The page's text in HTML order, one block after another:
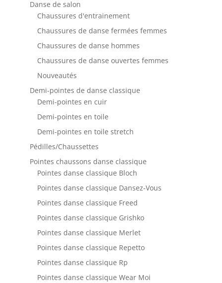
Danse de salon
Chaussures d'entrainement
Chaussures de danse fermées femmes
Chaussures de danse hommes
Chaussures de danse ouvertes femmes
Nouveautés
Demi-pointes de danse classique
Demi-pointes en cuir
Demi-pointes en toile
Demi-pointes en toile stretch
Pédilles/Chaussettes
Pointes chaussons danse classique
Pointes danse classique Bloch
Pointes danse classique Dansez-Vous
Pointes danse classique Freed
Pointes danse classique Grishko
Pointes danse classique Merlet
Pointes danse classique Repetto
Pointes danse classique Rp
Pointes danse classique Wear Moi